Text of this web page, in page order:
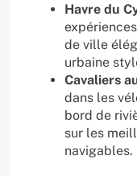
Havre du
de ville
urbaine
Cavaliers
dans les
bord de
sur les
navigables.